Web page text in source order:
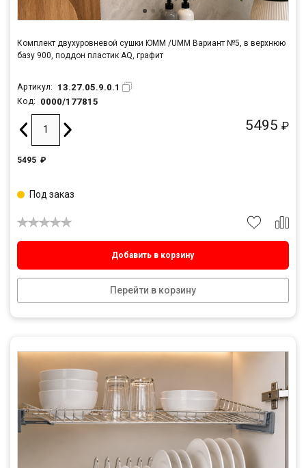
Комплект двухуровневой сушки ЮММ /UMM Вариант №5, в верхнюю
базу 900, поддон пластик AQ, графит
Артикул: 13.27.05.9.0.1
Код: 0000/177815
5495 ₽
5495 ₽
Добавить в корзину
Перейти в корзину
Под заказ